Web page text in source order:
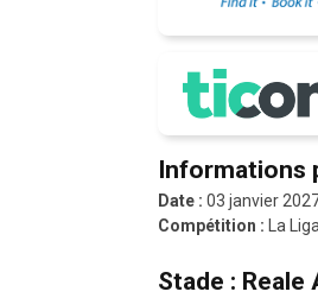
Informations
Date : 03 janvier
Compétition : La
Stade : Reale